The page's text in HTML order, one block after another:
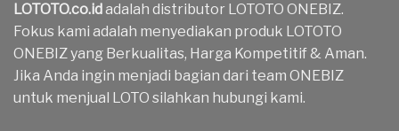
LOTOTO.co.id adalah distributor LOTOTO ONEBIZ.
Fokus kami adalah menyediakan produk LOTOTO
ONEBIZ yang Berkualitas, Harga Kompetitif & Aman.
Jika Anda ingin menjadi bagian dari team ONEBIZ
untuk menjual LOTO silahkan hubungi kami.